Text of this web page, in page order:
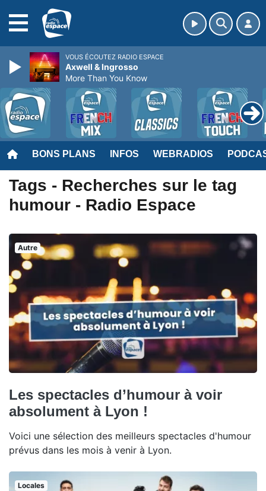
BONS PLANS INFOS WEBRADIOS
Tags - Recherches sur le tag
humour - Radio Espace
Autre
Les spectacles d’humour à voir
absolument à Lyon !
Voici une sélection des meilleurs spectacles d'humour
prévus dans les mois à venir à Lyon.
Locales
VOUS ÉCOUTEZ RADIO ESPACE
Axwell & Ingrosso
More Than You Know